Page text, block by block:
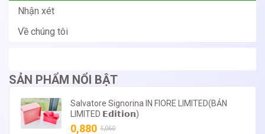
Nhận xét
Về chúng tôi
SẢN PHẨM NỔI BẬT
Salvatore Signorina IN FIORE LIMITED(BẢN
LIMITED 𝗘𝗱𝗶𝘁𝗶𝗼𝗻)
0,880 1,060